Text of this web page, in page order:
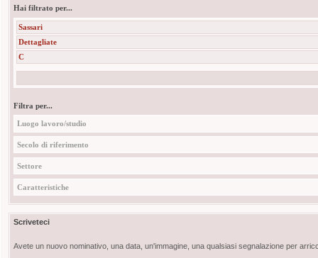
Hai filtrato per...
Sassari
Dettagliate
C
Filtra per...
Luogo lavoro/studio
Secolo di riferimento
Settore
Caratteristiche
Scriveteci
Avete un nuovo nominativo, una data, un'immagine, una qualsiasi segnalazione per